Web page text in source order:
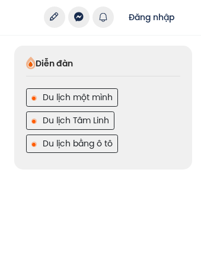
Đăng nhập
Diễn đàn
Du lịch một mình
Du lịch Tâm Linh
Du lịch bằng ô tô